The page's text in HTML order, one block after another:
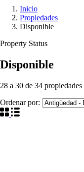
Inicio
Propiedades
Disponible
Property Status
Disponible
28 a 30 de 34 propiedades
Ordenar por: